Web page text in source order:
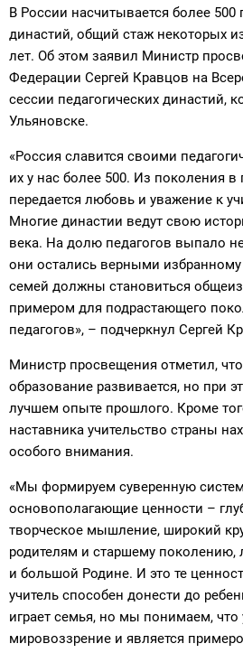
В России насчитывается более 500
династий, общий стаж некоторых
лет. Об этом заявил Министр
Федерации Сергей Кравцов на
сессии педагогических династий,
Ульяновске.
«Россия славится своими
их у нас более 500. Из поколения
передается любовь и уважение к
Многие династии ведут свою
века. На долю педагогов выпало
они остались верными избранному
семей должны становиться
примером для подрастающего
педагогов», – подчеркнул Сергей
Министр просвещения отметил,
образование развивается, но при
лучшем опыте прошлого. Кроме
наставника учительство страны
особого внимания.
«Мы формируем суверенную
основополагающие ценности –
творческое мышление, широкий
родителям и старшему
и большой Родине. И это те
учитель способен донести до
играет семья, но мы понимаем, что
мировоззрение и является